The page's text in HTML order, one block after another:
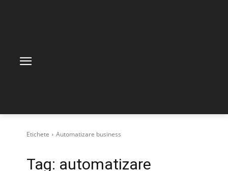
Etichete Automatizare business
Tag: automatizare